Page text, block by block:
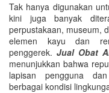
Tak hanya digunakan
kini juga banyak
perpustakaan, museum,
elemen kayu dan
penggerek. Jual Obat
menunjukkan bahwa
lapisan pengguna
berbagai kondisi